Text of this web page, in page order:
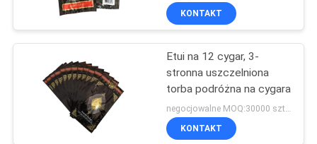
WYCIECZKA
Torba do pakowania
k
106
KONTAKT
Etui na 12 cygar, 3-
stronna uszczelniona
torba podróżna na cygara
KONTAKT